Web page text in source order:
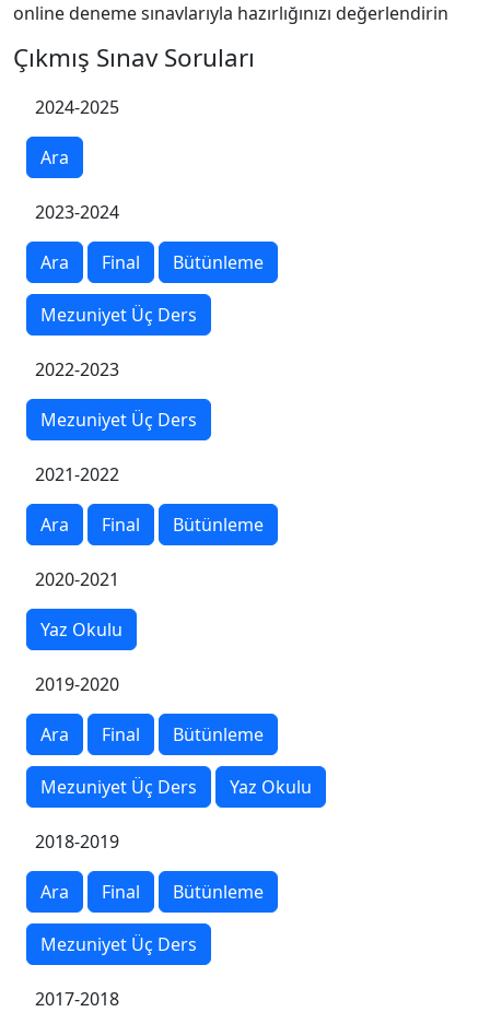
online deneme sınavlarıyla hazırlığınızı değerlendirin
Çıkmış Sınav Soruları
2024-2025
Ara
2023-2024
Ara Final Bütünleme
Mezuniyet Üç Ders
2022-2023
Mezuniyet Üç Ders
2021-2022
Ara Final Bütünleme
2020-2021
Yaz Okulu
2019-2020
Ara Final Bütünleme
Mezuniyet Üç Ders Yaz Okulu
2018-2019
Ara Final Bütünleme
Mezuniyet Üç Ders
2017-2018